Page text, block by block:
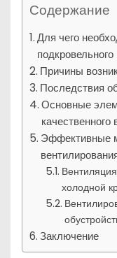
Содержание
Для чего
Причины
Последствия
Основные
качественного
Эффективные
холодной
Заключение